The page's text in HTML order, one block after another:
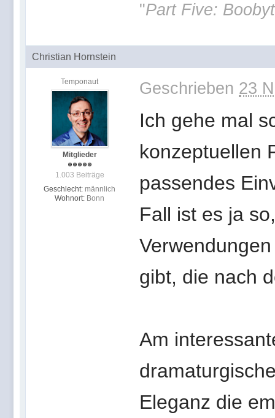
"Part Five:
Christian Hornstein
Temponaut
Mitglieder
1.003 Beiträge
Geschlecht: männlich
Wohnort: Bonn
Geschrieben 23
Ich gehe mal
konzeptuellen
passendes
Fall ist es ja
gibt, die nach
Am
Eleganz die